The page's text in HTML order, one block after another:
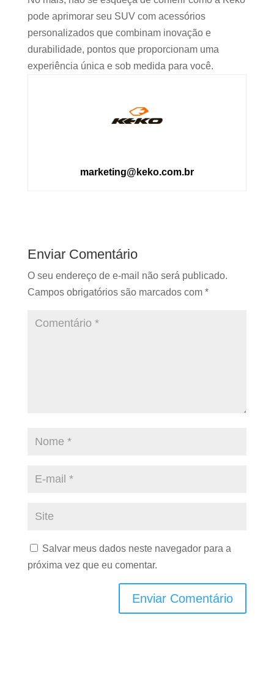
pode aprimorar seu SUV com acessórios
personalizados que combinam inovação e
durabilidade, pontos que proporcionam uma
experiência única e sob medida para você.
marketing@keko.com.br
Enviar Comentário
O seu endereço de e-mail não será publicado.
Campos obrigatórios são marcados com *
Salvar meus dados neste navegador para a
próxima vez que eu comentar.